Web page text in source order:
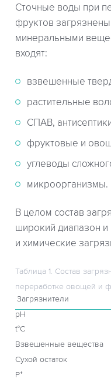
Сточные воды при
фруктов
минеральными
входят:
взвешенные
растительные
СПАВ,
фруктовые и
углеводы
микроорганизмы.
В целом состав
широкий диапазон
и химические
Таблица 1. Состав
переработке овощей и
Загрязнители
рН
t°C
Взвешенные вещества
Сухой остаток
P⁺